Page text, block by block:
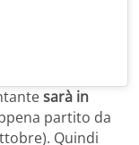
sarà in
partito da
Quindi